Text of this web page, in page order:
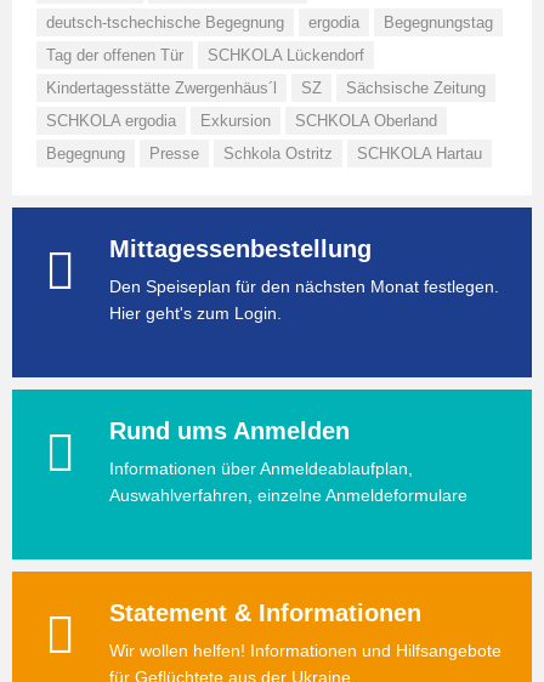
deutsch-tschechische Begegnung
ergodia
Begegnungstag
Tag der offenen Tür
SCHKOLA Lückendorf
Kindertagesstätte Zwergenhäus´l
SZ
Sächsische Zeitung
SCHKOLA ergodia
Exkursion
SCHKOLA Oberland
Begegnung
Presse Schkola Ostritz SCHKOLA Hartau
Mittagessenbestellung
Den Speiseplan für den nächsten Monat festlegen.
Hier geht's zum Login.
Rund ums Anmelden
Informationen über Anmeldeablaufplan,
Auswahlverfahren, einzelne Anmeldeformulare
Statement & Informationen
Wir wollen helfen! Informationen und Hilfsangebote
für Geflüchtete aus der Ukraine.